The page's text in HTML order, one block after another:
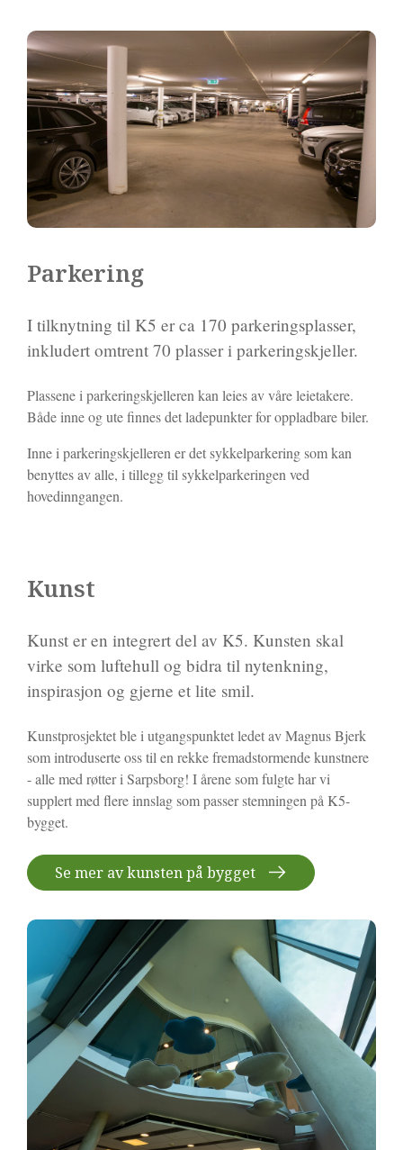
Parkering
I tilknytning til K5 er ca 170 parkeringsplasser,
inkludert omtrent 70 plasser i parkeringskjeller.
Plassene i parkeringskjelleren kan leies av våre leietakere.
Både inne og ute finnes det ladepunkter for oppladbare biler.
Inne i parkeringskjelleren er det sykkelparkering som kan
benyttes av alle, i tillegg til sykkelparkeringen ved
hovedinngangen.
Kunst
Kunst er en integrert del av K5. Kunsten skal
virke som luftehull og bidra til nytenkning,
inspirasjon og gjerne et lite smil.
Kunstprosjektet ble i utgangspunktet ledet av Magnus Bjerk
som introduserte oss til en rekke fremadstormende kunstnere
- alle med røtter i Sarpsborg! I årene som fulgte har vi
supplert med flere innslag som passer stemningen på K5-
bygget.
Se mer av kunsten på bygget